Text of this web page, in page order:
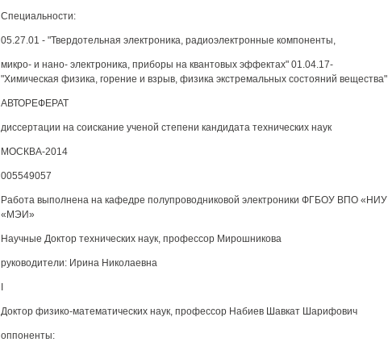
Специальности:
05.27.01 - "Твердотельная электроника, радиоэлектронные компоненты,
микро- и нано- электроника, приборы на квантовых эффектах" 01.04.17-
"Химическая физика, горение и взрыв, физика экстремальных состояний вещества"
АВТОРЕФЕРАТ
диссертации на соискание ученой степени кандидата технических наук
МОСКВА-2014
005549057
Работа выполнена на кафедре полупроводниковой электроники ФГБОУ ВПО «НИУ
«МЭИ»
Научные Доктор технических наук, профессор Мирошникова
руководители: Ирина Николаевна
Доктор физико-математических наук, профессор Набиев Шавкат Шарифович
оппоненты: